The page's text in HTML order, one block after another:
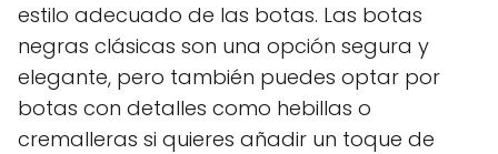
estilo adecuado de las botas. Las botas
negras clásicas son una opción segura y
elegante, pero también puedes optar por
botas con detalles como hebillas o
cremalleras si quieres añadir un toque de